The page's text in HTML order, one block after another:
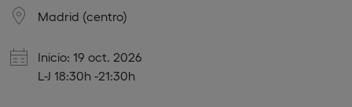
Madrid (centro)
Inicio: 19 oct. 2026
L-J 18:30h -21:30h